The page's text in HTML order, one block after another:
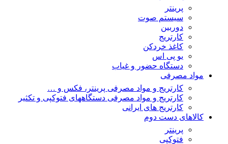
پرینتر
سیستم صوت
دوربین
کارتریج
کاغذ خردکن
یو پی اس
دستگاه حضور و غیاب
مواد مصرفی
کارتریج و مواد مصرفی پرینتر، فکس و …
کارتریج و مواد مصرفی دستگاههای فتوکپی و تکثیر
کارتریج های ایرانی
کالاهای دست دوم
پرینتر
فتوکپی